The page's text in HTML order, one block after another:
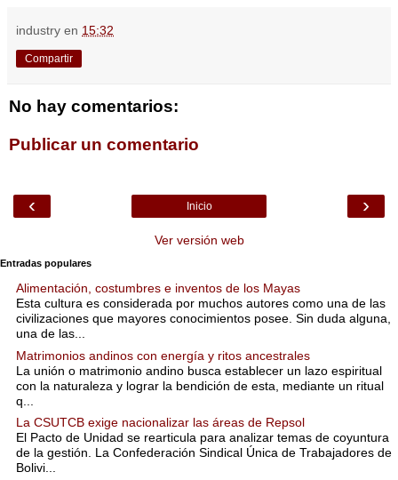
industry en 15:32
Compartir
No hay comentarios:
Publicar un comentario
‹ ›
Inicio
Ver versión web
Entradas populares
Alimentación, costumbres e inventos de los Mayas
Esta cultura es considerada por muchos autores como una de las
civilizaciones que mayores conocimientos posee. Sin duda alguna,
una de las...
Matrimonios andinos con energía y ritos ancestrales
La unión o matrimonio andino busca establecer un lazo espiritual
con la naturaleza y lograr la bendición de esta, mediante un ritual
q...
La CSUTCB exige nacionalizar las áreas de Repsol
El Pacto de Unidad se rearticula para analizar temas de coyuntura
de la gestión. La Confederación Sindical Única de Trabajadores de
Bolivi...